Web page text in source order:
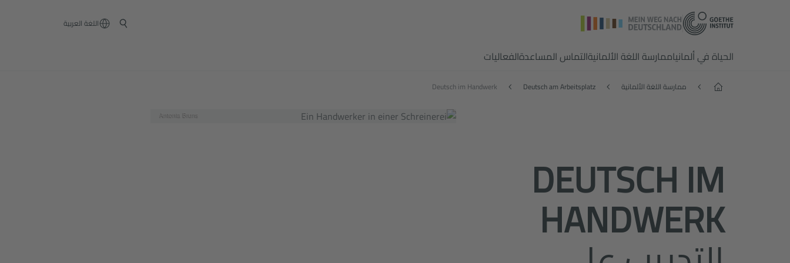
‏اللغة العربية
الحياة في ألمانياممارسة اللغة الألمانيةالتماس المساعدةالفعاليات
الصفحة الرئيسيةممارسة اللغة الألمانية Deutsch am Arbeitsplatz
Deutsch im Handwerk
DEUTSCH IM
HANDWERK
Antonia Bruns